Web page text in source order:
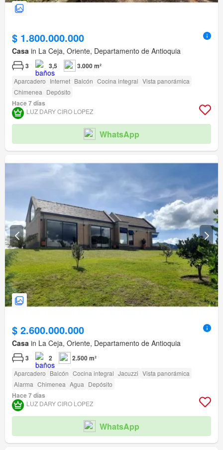
$ 1.800.000.000
Casa in La Ceja, Oriente, Departamento de Antioquia
3 3,5 3.000 m²
Aparcadero Internet Balcón Cocina integral Vista panorámica
Chimenea Depósito
Hace 7 días
LUZ DARY CIRO LOPEZ
WhatsApp
$ 2.600.000.000
Casa in La Ceja, Oriente, Departamento de Antioquia
3 2 2.500 m²
Aparcadero Balcón Cocina integral Jacuzzi Vista panorámica
Alarma Chimenea Agua Depósito
Hace 7 días
LUZ DARY CIRO LOPEZ
WhatsApp